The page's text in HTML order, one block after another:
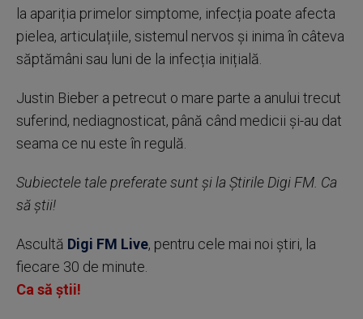
la apariția primelor simptome, infecția poate afecta
pielea, articulațiile, sistemul nervos și inima în câteva
săptămâni sau luni de la infecția inițială.
Justin Bieber a petrecut o mare parte a anului trecut
suferind, nediagnosticat, până când medicii și-au dat
seama ce nu este în regulă.
Subiectele tale preferate sunt și la Știrile Digi FM. Ca
să știi!
Ascultă Digi FM Live, pentru cele mai noi știri, la
fiecare 30 de minute.
Ca să știi!